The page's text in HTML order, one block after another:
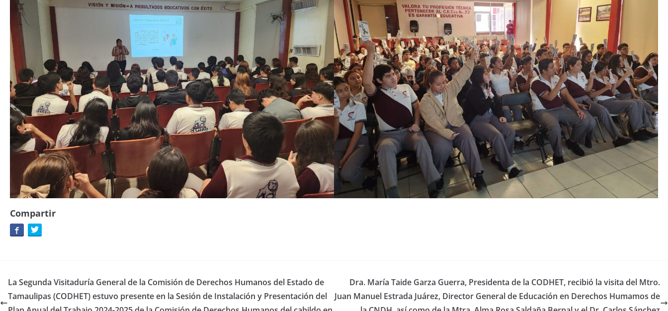
Compartir
La Segunda Visitaduría General de la Comisión de Derechos Humanos del Estado de
Tamaulipas (CODHET) estuvo presente en la Sesión de Instalación y Presentación del
Dra. María Taide Garza Guerra, Presidenta de la CODHET, recibió la visita del Mtro.
Juan Manuel Estrada Juárez, Director General de Educación en Derechos Humamos de